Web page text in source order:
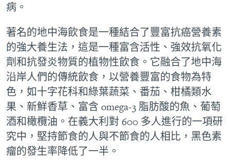
病。
著名的地中海飲食是一種結合了豐富抗癌營養素
的強大養生法，這是一種富含活性、強效抗氧化
劑和抗發炎物質的植物性飲食。它融合了地中海
沿岸人們的傳統飲食，以營養豐富的食物為特
色，如十字花科和綠葉蔬菜、番茄、柑橘類水
果、新鮮香草、富含 omega-3 脂肪酸的魚、葡萄
酒和橄欖油。在義大利對 600 多人進行的一項研
究中，堅持節食的人與不節食的人相比，黑色素
瘤的發生率降低了一半。